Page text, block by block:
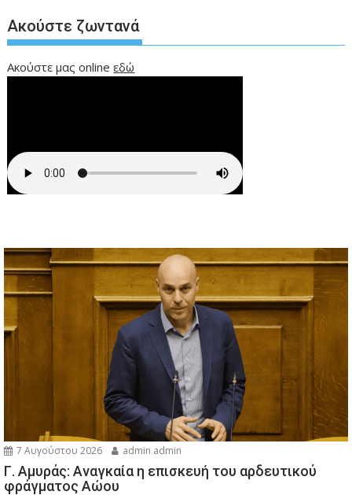
Ακούστε ζωντανά
Ακούστε μας onlineεδώ
7 Αυγούστου 2026 admin admin
Γ. Αμυράς: Αναγκαία η επισκευή του αρδευτικού
φράγματος Αώου